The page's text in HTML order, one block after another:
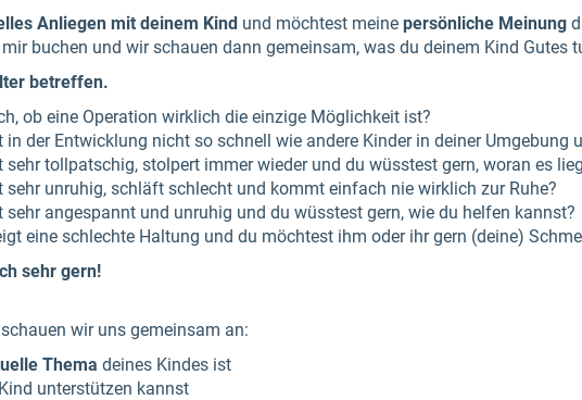
Anliegen mit deinem Kind und möchtest meine persönliche Meinung
buchen und wir schauen dann gemeinsam, was du deinem Kind Gutes
betreffen.
ob eine Operation wirklich die einzige Möglichkeit ist?
in der Entwicklung nicht so schnell wie andere Kinder in deiner Umgebung
sehr tollpatschig, stolpert immer wieder und du wüsstest gern, woran es
sehr unruhig, schläft schlecht und kommt einfach nie wirklich zur Ruhe?
sehr angespannt und unruhig und du wüsstest gern, wie du helfen kannst?
eine schlechte Haltung und du möchtest ihm oder ihr gern (deine)
sehr gern!
wir uns gemeinsam an:
Thema deines Kindes ist
unterstützen kannst